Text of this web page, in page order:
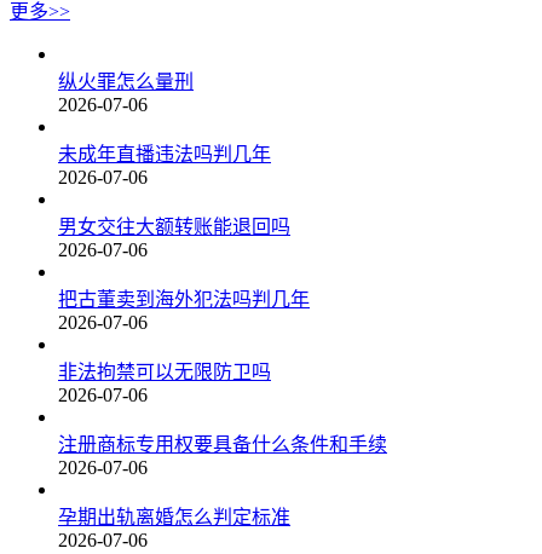
更多>>
纵火罪怎么量刑
2026-07-06
未成年直播违法吗判几年
2026-07-06
男女交往大额转账能退回吗
2026-07-06
把古董卖到海外犯法吗判几年
2026-07-06
非法拘禁可以无限防卫吗
2026-07-06
注册商标专用权要具备什么条件和手续
2026-07-06
孕期出轨离婚怎么判定标准
2026-07-06